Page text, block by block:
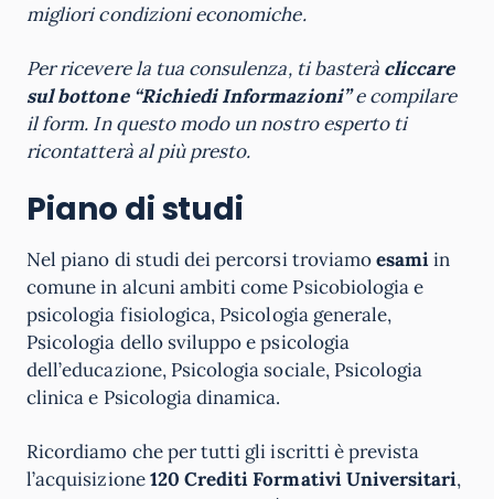
migliori condizioni economiche.
Per ricevere la tua consulenza, ti basterà cliccare
sul bottone “Richiedi Informazioni”e compilare
il form. In questo modo un nostro esperto ti
ricontatterà al più presto.
Piano di studi
Nel piano di studi dei percorsi troviamoesamiin
comune in alcuni ambiti come Psicobiologia e
psicologia fisiologica, Psicologia generale,
Psicologia dello sviluppo e psicologia
dell’educazione, Psicologia sociale, Psicologia
clinica e Psicologia dinamica.
Ricordiamo che per tutti gli iscritti è prevista
l’acquisizione120 Crediti Formativi Universitari,